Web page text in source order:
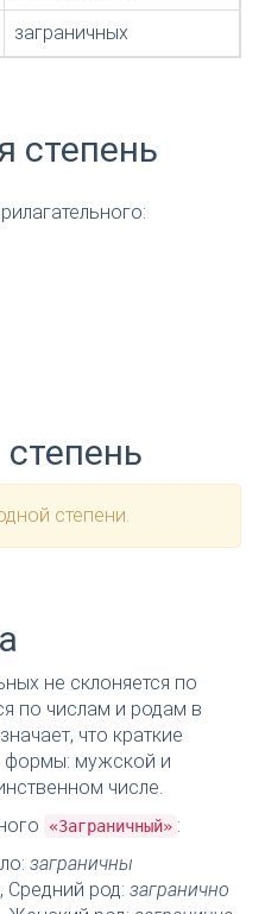
заграничных
степень
степени.
не склоняется по
по числам и родам в
что краткие
формы: мужской и
числе.
«Заграничный» :
заграничны
Средний род: загранично